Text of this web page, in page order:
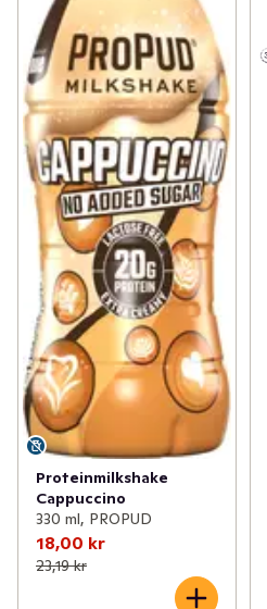
Proteinmilkshake
Cappuccino
330 ml, PROPUD
18,00 kr
23,19 kr